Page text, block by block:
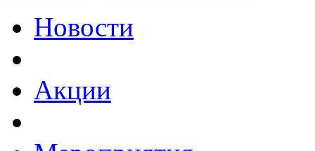
Новости
Акции